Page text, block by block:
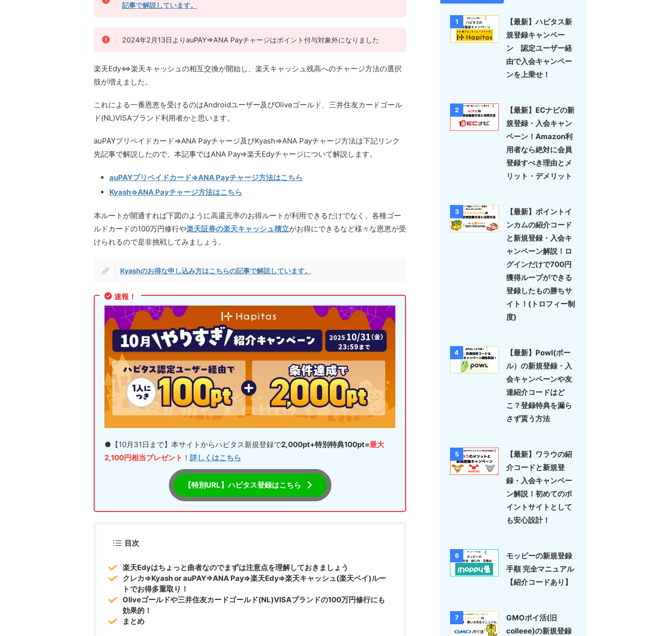
記事で解説しています。
2024年2月13日よりauPAY⇒ANA Payチャージはポイント付与対象外になりました
楽天Edy⇔楽天キャッシュの相互交換が開始し、楽天キャッシュ残高へのチャージ方法の選択
肢が増えました。
これによる一番恩恵を受けるのはAndroidユーザー及びOliveゴールド、三井住友カードゴール
ド(NL)VISAブランド利用者かと思います。
auPAYプリペイドカード⇒ANA Payチャージ及びKyash⇒ANA Payチャージ方法は下記リンク
先記事で解説したので、本記事ではANA Pay⇒楽天Edyチャージについて解説します。
auPAYプリペイドカード⇒ANA Payチャージ方法はこちら
Kyash⇒ANA Payチャージ方法はこちら
本ルートが開通すれば下図のように高還元率のお得ルートが利用できるだけでなく、各種ゴー
ルドカードの100万円修行や楽天証券の楽天キャッシュ積立がお得にできるなど様々な恩恵が受
けられるので是非挑戦してみましょう。
Kyashのお得な申し込み方はこちらの記事で解説しています。
速報！
●【10月31日まで】本サイトからハピタス新規登録で2,000pt+特別特典100pt=最大
2,100円相当プレゼント ！ 詳しくはこちら
【特別URL】ハピタス登録はこちら
目次
楽天Edyはちょっと曲者なのでまずは注意点を理解しておきましょう
クレカ⇒Kyash or auPAY⇒ANA Pay⇒楽天Edy⇒楽天キャッシュ(楽天ペイ)ルー
トでお得多重取り！
Oliveゴールドや三井住友カードゴールド(NL)VISAブランドの100万円修行にも
効果的！
まとめ
1
【最新】ハピタス新
規登録キャンペー
ン 認定ユーザー経
由で入会キャンペー
ンを上乗せ！
2
【最新】ECナビの新
規登録・入会キャン
ペーン！Amazon利
用者なら絶対に会員
登録すべき理由とメ
リット・デメリット
3
【最新】ポイントイ
ンカムの紹介コード
と新規登録・入会キ
ャンペーン解説！ロ
グインだけで700円
獲得ループができる
登録したもの勝ちサ
イト！(トロフィー制
度)
4
【最新】Powl(ポー
ル）の新規登録・入
会キャンペーンや友
達紹介コードはど
こ？登録特典を漏ら
さず貰う方法
5
【最新】ワラウの紹
介コードと新規登
録・入会キャンペー
ン解説！初めてのポ
イントサイトとして
も安心設計！
6
モッピーの新規登録
手順 完全マニュアル
【紹介コードあり】
7
GMOポイ活(旧
colleee)の新規登録